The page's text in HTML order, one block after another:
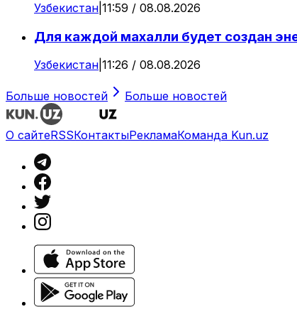
Узбекистан 11:59 / 08.08.2026
Для каждой махалли будет создан
Узбекистан 11:26 / 08.08.2026
Больше новостей Больше новостей
О сайтеRSSКонтактыРекламаКоманда Kun.uz